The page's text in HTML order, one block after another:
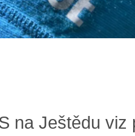
na Ještědu viz